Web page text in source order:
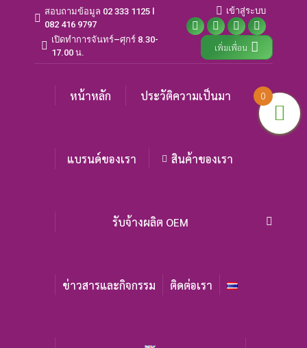
สอบถามข้อมูล 02 333 1125 l
082 416 9797
เปิดทำการจันทร์–ศุกร์ 8.30-
17.00 น.
เข้าสู่ระบบ
Facebook
page
new
X
page
new
Instagram
page
new
window
YouTube
page
in
new
window
เพิ่มเพื่อน
หน้าหลัก ประวัติความเป็นมา
แบรนด์ของเรา สินค้าของเรา
รับจ้างผลิต OEM
ข่าวสารและกิจกรรม ติดต่อเรา
Search:
0